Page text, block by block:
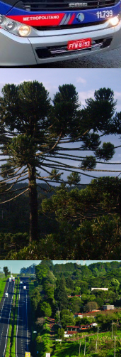
Campos do Jordão
- Lote PIPA